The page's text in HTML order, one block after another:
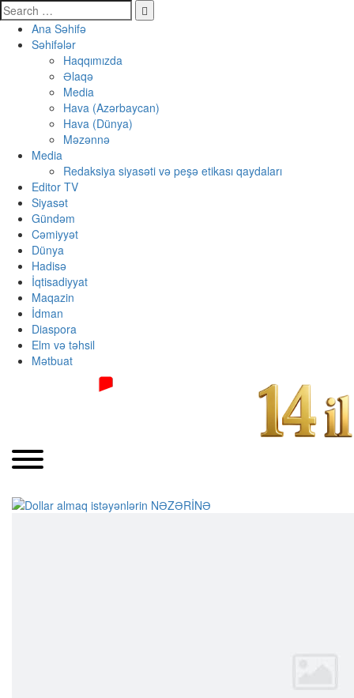
Ana Səhifə
Səhifələr
Haqqımızda
Əlaqə
Media
Hava (Azərbaycan)
Hava (Dünya)
Məzənnə
Media
Redaksiya siyasəti və peşə etikası qaydaları
Editor TV
Siyasət
Gündəm
Cəmiyyət
Dünya
Hadisə
İqtisadiyyat
Maqazin
İdman
Diaspora
Elm və təhsil
Mətbuat